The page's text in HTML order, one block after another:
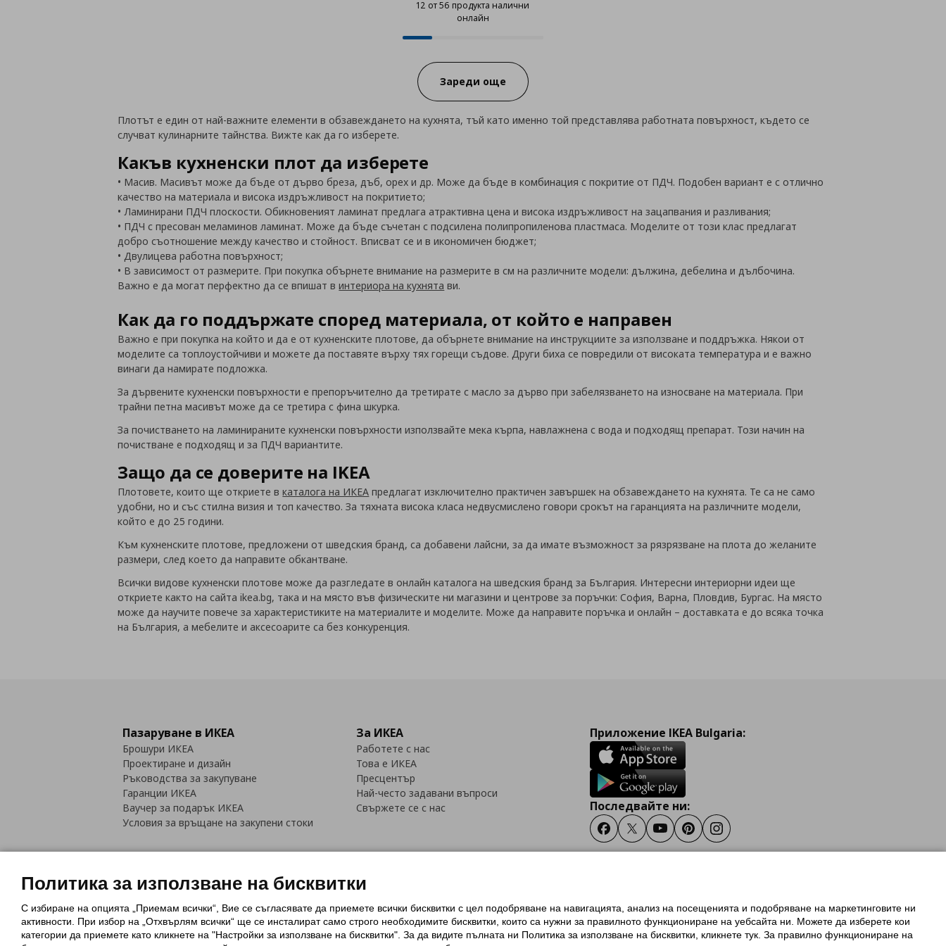
12 от 56 продукта налични
онлайн
12 от 56 продукта налични онлайн
Progress:
Зареди още
Плотът е един от най-важните елементи в обзавеждането на кухнята, тъй като именно той представлява работната повърхност, където се
случват кулинарните тайнства. Вижте как да го изберете.
Какъв кухненски плот да изберете
• Масив. Масивът може да бъде от дърво бреза, дъб, орех и др. Може да бъде в комбинация с покритие от ПДЧ. Подобен вариант е с отлично
качество на материала и висока издръжливост на покритието;
• Ламинирани ПДЧ плоскости. Обикновеният ламинат предлага атрактивна цена и висока издръжливост на зацапвания и разливания;
• ПДЧ с пресован меламинов ламинат. Може да бъде съчетан с подсилена полипропиленова пластмаса. Моделите от този клас предлагат
добро съотношение между качество и стойност. Вписват се и в икономичен бюджет;
• Двулицева работна повърхност;
• В зависимост от размерите. При покупка обърнете внимание на размерите в см на различните модели: дължина, дебелина и дълбочина.
Важно е да могат перфектно да се впишат винтериора на кухнята ви.
Как да го поддържате според материала, от който е направен
Важно е при покупка на който и да е от кухненските плотове, да обърнете внимание на инструкциите за използване и поддръжка. Някои от
моделите са топлоустойчиви и можете да поставяте върху тях горещи съдове. Други биха се повредили от високата температура и е важно
винаги да намирате подложка.
За дървените кухненски повърхности е препоръчително да третирате с масло за дърво при забелязването на износване на материала. При
трайни петна масивът може да се третира с фина шкурка.
За почистването на ламинираните кухненски повърхности използвайте мека кърпа, навлажнена с вода и подходящ препарат. Този начин на
почистване е подходящ и за ПДЧ вариантите.
Защо да се доверите на IKEA
Плотовете, които ще откриете вкаталога на ИКЕА предлагат изключително практичен завършек на обзавеждането на кухнята. Те са не само
удобни, но и със стилна визия и топ качество. За тяхната висока класа недвусмислено говори срокът на гаранцията на различните модели,
който е до 25 години.
Към кухненските плотове, предложени от шведския бранд, са добавени лайсни, за да имате възможност за рязрязване на плота до желаните
размери, след което да направите обкантване.
Всички видове кухненски плотове може да разгледате в онлайн каталога на шведския бранд за България. Интересни интериорни идеи ще
откриете както на сайта ikea.bg, така и на място във физическите ни магазини и центрове за поръчки: София, Варна, Пловдив, Бургас. На място
може да научите повече за характеристиките на материалите и моделите. Може да направите поръчка и онлайн – доставката е до всяка точка
на България, а мебелите и аксесоарите са без конкуренция.
Пазаруване в ИКЕА
Брошури ИКЕА
Проектиране и дизайн
Ръководства за закупуване
Гаранции ИКЕА
Ваучер за подарък ИКЕА
Условия за връщане на закупени стоки
За ИКЕА
Работете с нас
Това е ИКЕА
Пресцентър
Най-често задавани въпроси
Свържете се с нас
Приложение IKEA Bulgaria:
Последвайте ни:
FacebookTwitterYoutubePinterestInstagram
Политика за използване на бисквитки (Cookies)Избор на настройки за използване на бисквиткиУсловия за ползване на ikea.bg
Обща политика за личните данни
Политика за защита на личните данни на ikea.bg
Общи условия на програма IKEA Family
Политика за използване на бисквитки
С избиране на опцията „Приемам всички“, Вие се съгласявате да приемете всички бисквитки с цел подобряване на навигацията, анализ на посещенията и подобряване на маркетинговите ни
активности. При избор на „Отхвърлям всички“ ще се инсталират само строго необходимитe бисквитки, които са нужни за правилното функциониране на уебсайта ни. Можете да изберете кои
категории да приемете като кликнете на "Настройки за използване на бисквитки". За да видите пълната ни Политика за използване на бисквитки, кликнете тук. За правилно функциониране на